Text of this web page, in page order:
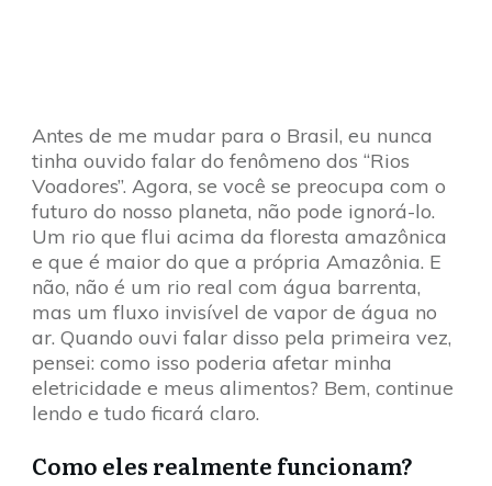
Antes de me mudar para o Brasil, eu nunca
tinha ouvido falar do fenômeno dos “Rios
Voadores”. Agora, se você se preocupa com o
futuro do nosso planeta, não pode ignorá-lo.
Um rio que flui acima da floresta amazônica
e que é maior do que a própria Amazônia. E
não, não é um rio real com água barrenta,
mas um fluxo invisível de vapor de água no
ar. Quando ouvi falar disso pela primeira vez,
pensei: como isso poderia afetar minha
eletricidade e meus alimentos? Bem, continue
lendo e tudo ficará claro.
Como eles realmente funcionam?